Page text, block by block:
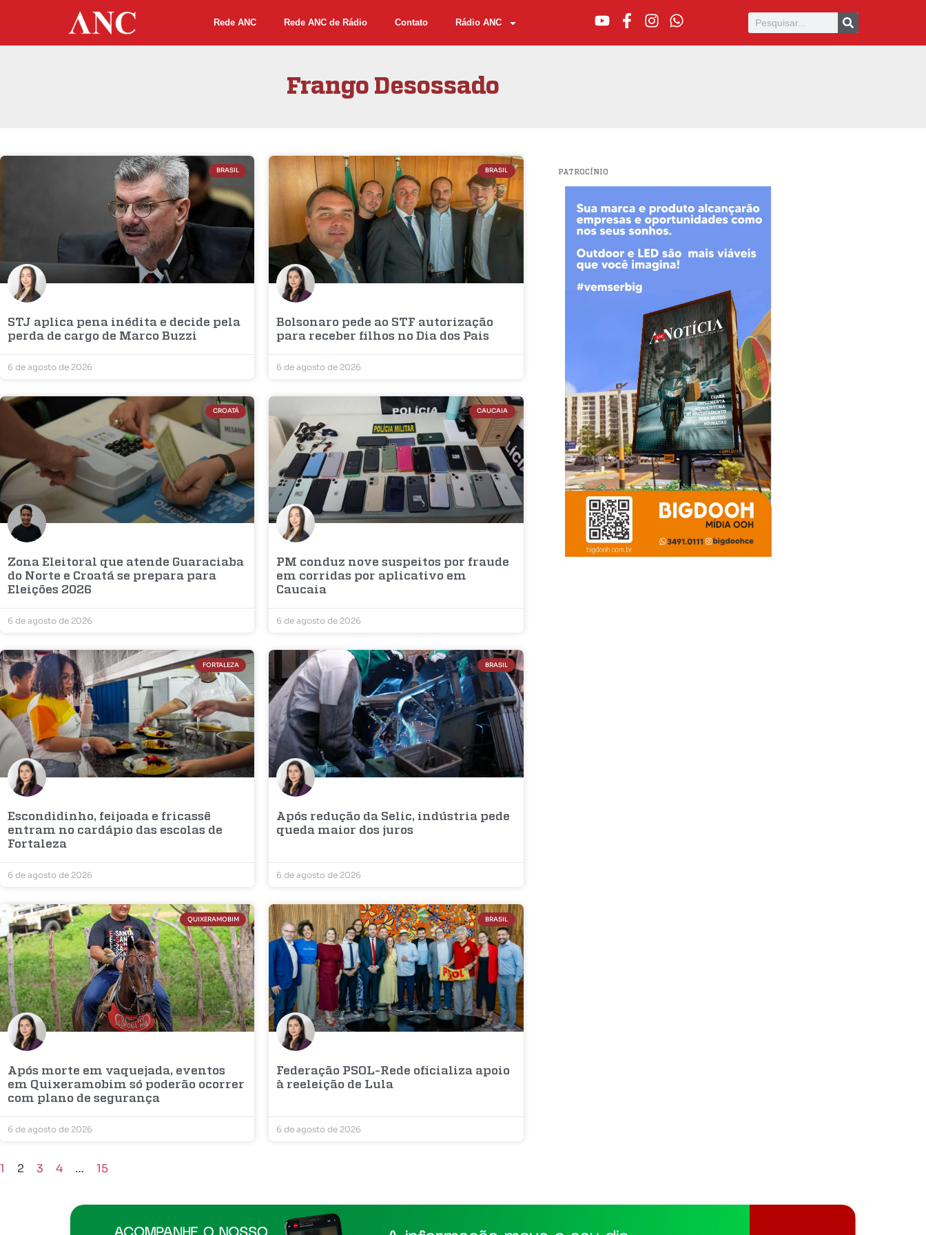
Rede ANC Rede ANC de Rádio Contato Rádio ANC
Frango Desossado
BRASIL
STJ aplica pena inédita e decide pela
perda de cargo de Marco Buzzi
6 de agosto de 2026
BRASIL
Bolsonaro pede ao STF autorização
para receber filhos no Dia dos Pais
6 de agosto de 2026
CROATÁ
Zona Eleitoral que atende Guaraciaba
do Norte e Croatá se prepara para
Eleições 2026
6 de agosto de 2026
CAUCAIA
PM conduz nove suspeitos por fraude
em corridas por aplicativo em
Caucaia
6 de agosto de 2026
FORTALEZA
Escondidinho, feijoada e fricassê
entram no cardápio das escolas de
Fortaleza
6 de agosto de 2026
BRASIL
Após redução da Selic, indústria pede
queda maior dos juros
6 de agosto de 2026
QUIXERAMOBIM
Após morte em vaquejada, eventos
em Quixeramobim só poderão ocorrer
com plano de segurança
6 de agosto de 2026
BRASIL
Federação PSOL-Rede oficializa apoio
à reeleição de Lula
6 de agosto de 2026
1 2 3 4 … 15
PATROCÍNIO